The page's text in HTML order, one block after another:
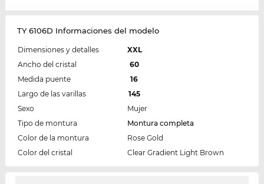
TY 6106D Informaciones del modelo
Dimensiones y detalles
XXL
Ancho del cristal
60
Medida puente
16
Largo de las varillas
145
Sexo
Mujer
Tipo de montura
Montura completa
Color de la montura
Rose Gold
Color del cristal
Clear Gradient Light Brown